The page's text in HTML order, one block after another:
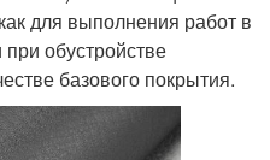
для выполнения работ в
при обустройстве
базового покрытия.